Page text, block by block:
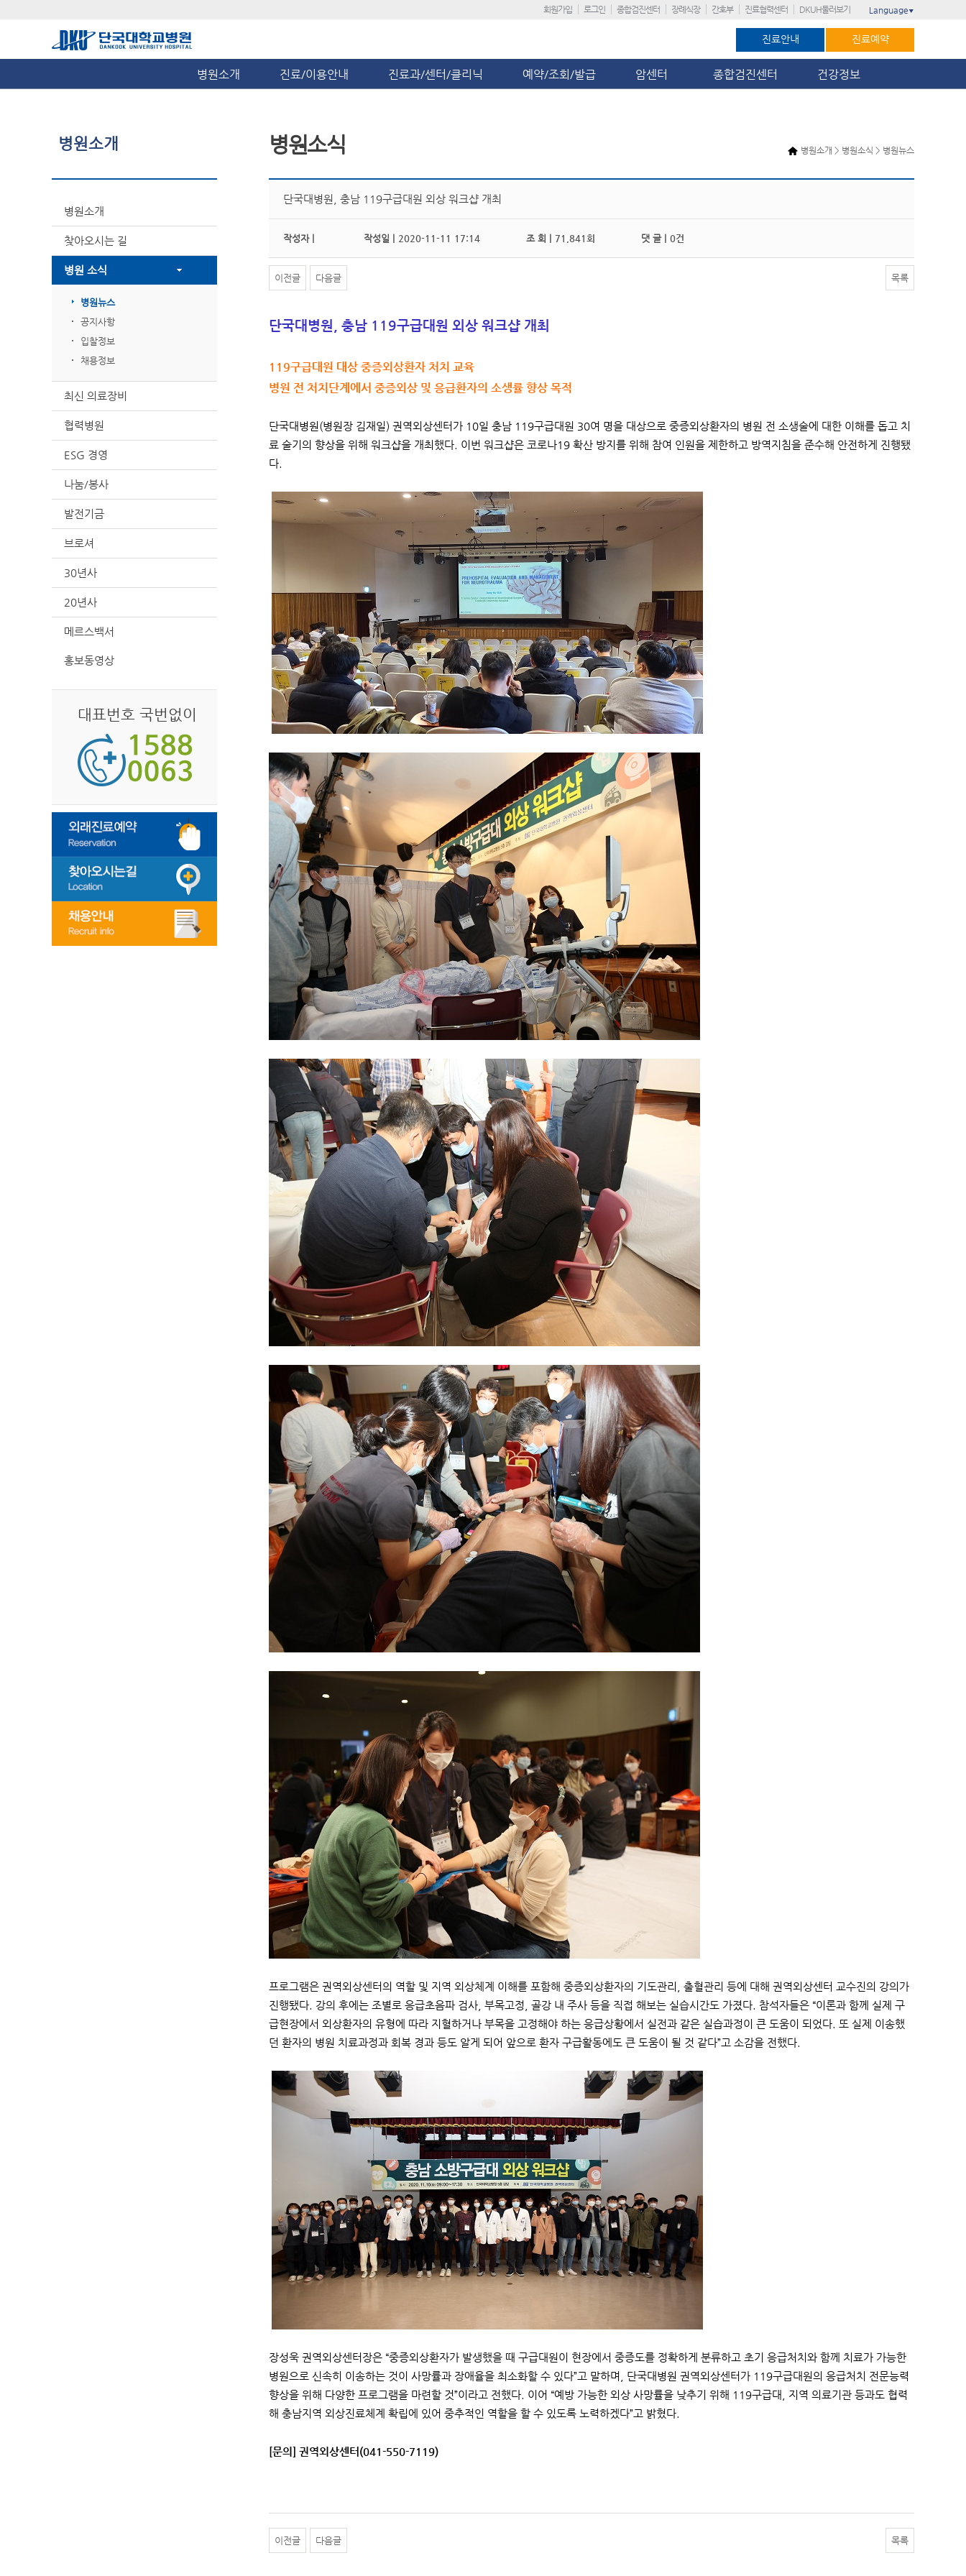
회원가입 로그인 종합검진센터 장례식장 간호부 진료협력센터 DKUH둘러보기 Language ▼
진료안내 진료예약
병원소개 진료/이용안내 진료과/센터/클리닉 예약/조회/발급 암센터 종합검진센터 건강정보
병원소개
병원소개
찾아오시는 길
병원 소식
병원뉴스
공지사항
입찰정보
채용정보
최신 의료장비
협력병원
ESG 경영
나눔/봉사
발전기금
브로셔
30년사
20년사
메르스백서
홍보동영상
대표번호 국번없이
병원소개 > 병원소식 > 병원뉴스
병원소식
단국대병원, 충남 119구급대원 외상 워크샵 개최
작성자 | 작성일 | 2020-11-11 17:14 조 회 | 71,841회 댓 글 | 0건
이전글 다음글 목록
단국대병원, 충남 119구급대원 외상 워크샵 개최
119구급대원 대상 중증외상환자 처치 교육
병원 전 처치단계에서 중증외상 및 응급환자의 소생률 향상 목적
단국대병원(병원장 김재일) 권역외상센터가 10일 충남 119구급대원 30여 명을 대상으로 중증외상환자의 병원 전 소생술에 대한 이해를 돕고 치
료 술기의 향상을 위해 워크샵을 개최했다. 이번 워크샵은 코로나19 확산 방지를 위해 참여 인원을 제한하고 방역지침을 준수해 안전하게 진행됐
다.
프로그램은 권역외상센터의 역할 및 지역 외상체계 이해를 포함해 중증외상환자의 기도관리, 출혈관리 등에 대해 권역외상센터 교수진의 강의가
진행됐다. 강의 후에는 조별로 응급초음파 검사, 부목고정, 골강 내 주사 등을 직접 해보는 실습시간도 가졌다. 참석자들은 “이론과 함께 실제 구
급현장에서 외상환자의 유형에 따라 지혈하거나 부목을 고정해야 하는 응급상황에서 실전과 같은 실습과정이 큰 도움이 되었다. 또 실제 이송했
던 환자의 병원 치료과정과 회복 경과 등도 알게 되어 앞으로 환자 구급활동에도 큰 도움이 될 것 같다”고 소감을 전했다.
장성욱 권역외상센터장은 “중증외상환자가 발생했을 때 구급대원이 현장에서 중증도를 정확하게 분류하고 초기 응급처치와 함께 치료가 가능한
병원으로 신속히 이송하는 것이 사망률과 장애율을 최소화할 수 있다”고 말하며, 단국대병원 권역외상센터가 119구급대원의 응급처치 전문능력
향상을 위해 다양한 프로그램을 마련할 것”이라고 전했다. 이어 “예방 가능한 외상 사망률을 낮추기 위해 119구급대, 지역 의료기관 등과도 협력
해 충남지역 외상진료체계 확립에 있어 중추적인 역할을 할 수 있도록 노력하겠다”고 밝혔다.
[문의] 권역외상센터(041-550-7119)
이전글 다음글 목록